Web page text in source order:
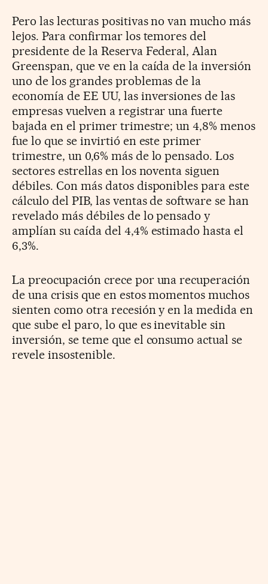
Pero las lecturas positivas no van mucho más
lejos. Para confirmar los temores del
presidente de la Reserva Federal, Alan
Greenspan, que ve en la caída de la inversión
uno de los grandes problemas de la
economía de EE UU, las inversiones de las
empresas vuelven a registrar una fuerte
bajada en el primer trimestre; un 4,8% menos
fue lo que se invirtió en este primer
trimestre, un 0,6% más de lo pensado. Los
sectores estrellas en los noventa siguen
débiles. Con más datos disponibles para este
cálculo del PIB, las ventas de software se han
revelado más débiles de lo pensado y
amplían su caída del 4,4% estimado hasta el
6,3%.
La preocupación crece por una recuperación
de una crisis que en estos momentos muchos
sienten como otra recesión y en la medida en
que sube el paro, lo que es inevitable sin
inversión, se teme que el consumo actual se
revele insostenible.